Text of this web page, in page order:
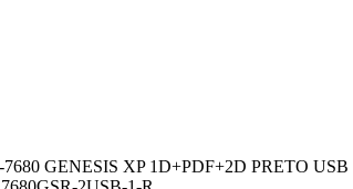
GENESIS XP 1D+PDF+2D PRETO USB